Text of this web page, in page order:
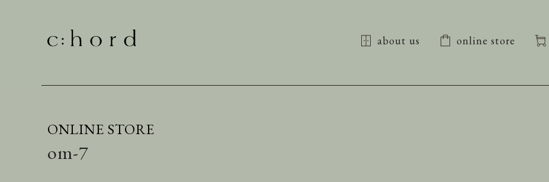
about us online store
ONLINE STORE
om-7